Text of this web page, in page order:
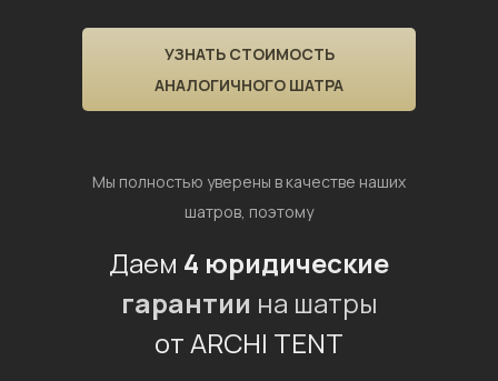
УЗНАТЬ СТОИМОСТЬ
АНАЛОГИЧНОГО ШАТРА
Мы полностью уверены в качестве наших
шатров, поэтому
Даем 4 юридические
гарантии на шатры
от ARCHI TENT